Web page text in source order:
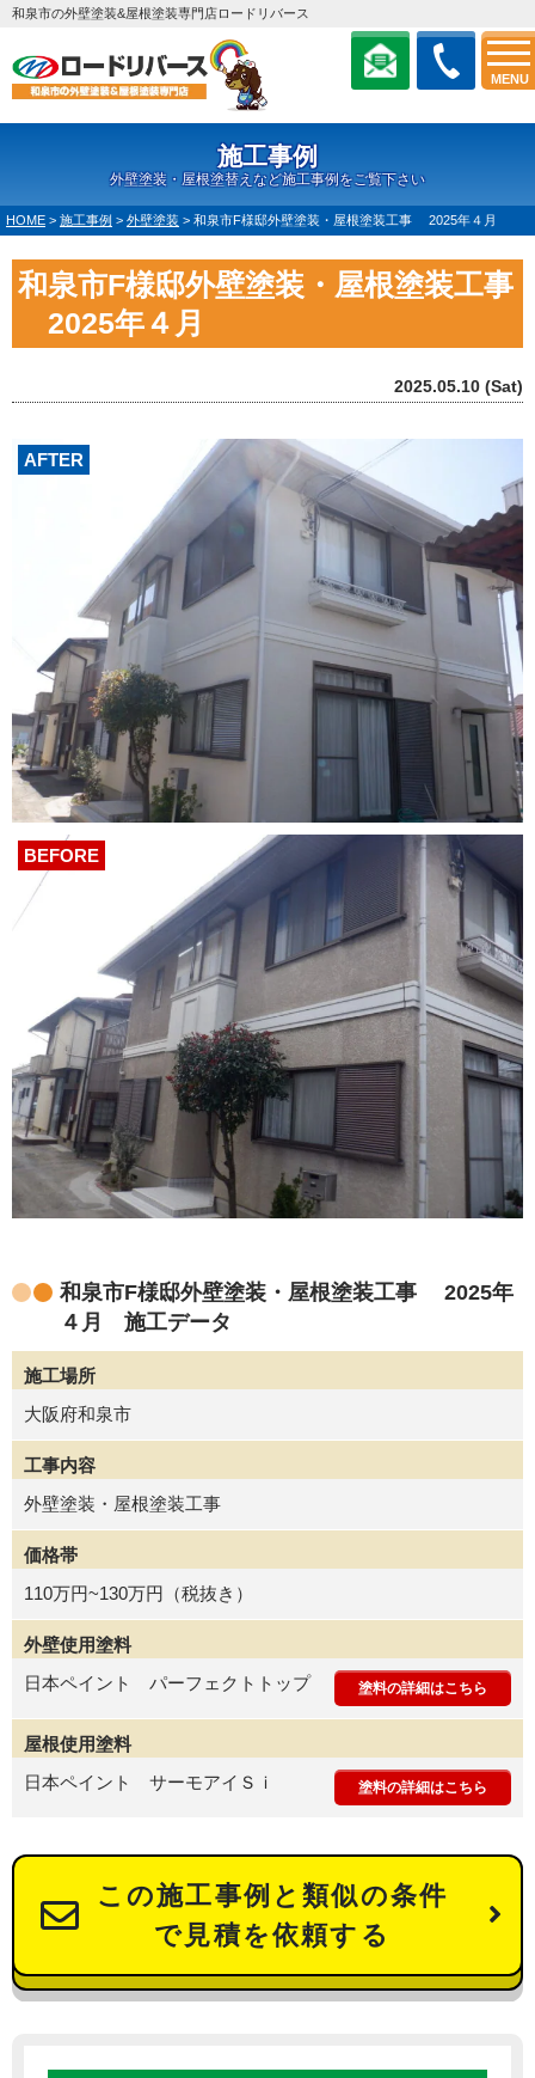
MENU
和泉市の外壁塗装&屋根塗装専門店ロードリバース
施工事例
外壁塗装・屋根塗替えなど施工事例をご覧下さい
HOME > 施工事例 > 外壁塗装 > 和泉市F様邸外壁塗装・屋根塗装工事 2025年４月
和泉市F様邸外壁塗装・屋根塗装工事
2025年４月
2025.05.10 (Sat)
AFTER
BEFORE
和泉市F様邸外壁塗装・屋根塗装工事 2025年
４月 施工データ
施工場所
大阪府和泉市
工事内容
外壁塗装・屋根塗装工事
価格帯
110万円~130万円（税抜き）
外壁使用塗料
日本ペイント パーフェクトトップ
塗料の詳細はこちら
屋根使用塗料
日本ペイント サーモアイＳｉ
塗料の詳細はこちら
この施工事例と類似の条件
で見積を依頼する